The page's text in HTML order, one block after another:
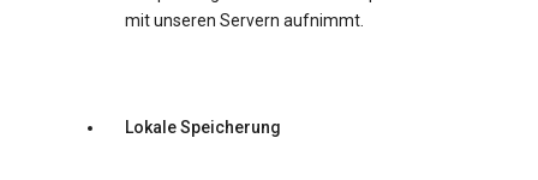
mit unseren Servern aufnimmt.
Lokale Speicherung